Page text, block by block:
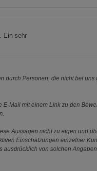
Ein sehr
durch Personen, die nicht bei uns
Mail mit einem Link zu den
Aussagen nicht zu eigen und
Einschätzungen einzelner
von solchen